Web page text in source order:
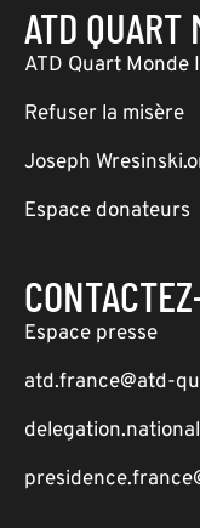
ATD QUART
ATD Quart Monde
Refuser la misère
Joseph
Espace donateurs
Espace presse
atd.france@atd-